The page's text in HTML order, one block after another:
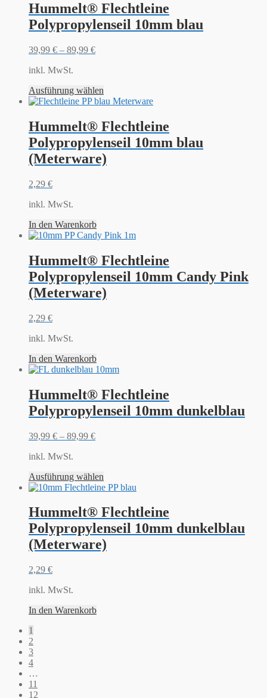
Hummelt® Flechtleine
Polypropylenseil 10mm blau
39,99 € – 89,99 €
inkl. MwSt.
Ausführung wählen
Hummelt® Flechtleine
Polypropylenseil 10mm blau
(Meterware)
2,29 €
inkl. MwSt.
In den Warenkorb
Hummelt® Flechtleine
Polypropylenseil 10mm Candy Pink
(Meterware)
2,29 €
inkl. MwSt.
In den Warenkorb
Hummelt® Flechtleine
Polypropylenseil 10mm dunkelblau
39,99 € – 89,99 €
inkl. MwSt.
Ausführung wählen
Hummelt® Flechtleine
Polypropylenseil 10mm dunkelblau
(Meterware)
2,29 €
inkl. MwSt.
In den Warenkorb
1
2
3
4
…
11
12